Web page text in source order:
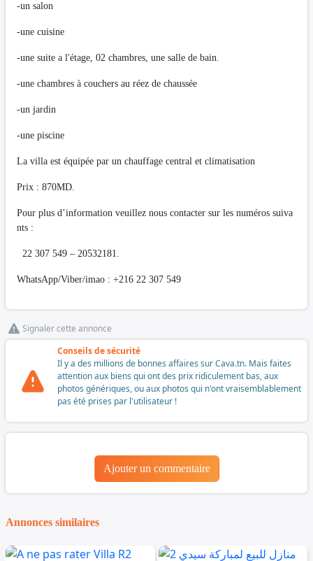
-un salon
-une cuisine
-une suite a l'étage, 02 chambres, une salle de bain.
-une chambres à couchers au réez de chaussée
-un jardin
-une piscine
La villa est équipée par un chauffage central et climatisation
Prix : 870MD.
Pour plus d’information veuillez nous contacter sur les numéros suiva
nts :
22 307 549 – 20532181.
WhatsApp/Viber/imao : +216 22 307 549
Signaler cette annonce
Conseils de sécurité
Il y a des millions de bonnes affaires sur Cava.tn. Mais faites
attention aux biens qui ont des prix ridiculement bas, aux
photos génériques, ou aux photos qui n'ont vraisemblablement
pas été prises par l'utilisateur !
Ajouter un commentaire
Annonces similaires